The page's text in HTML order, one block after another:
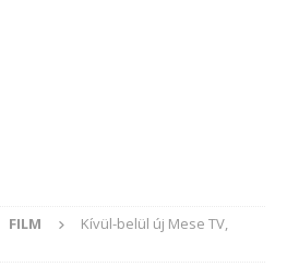
FILM
Kívül-belül új Mese TV,